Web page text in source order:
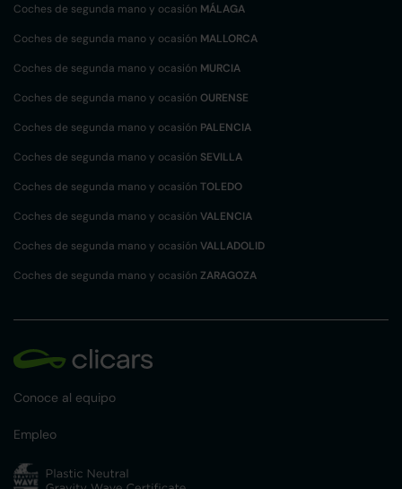
Coches de segunda mano y ocasión MÁLAGA
Coches de segunda mano y ocasión MALLORCA
Coches de segunda mano y ocasión MURCIA
Coches de segunda mano y ocasión OURENSE
Coches de segunda mano y ocasión PALENCIA
Coches de segunda mano y ocasión SEVILLA
Coches de segunda mano y ocasión TOLEDO
Coches de segunda mano y ocasión VALENCIA
Coches de segunda mano y ocasión VALLADOLID
Coches de segunda mano y ocasión ZARAGOZA
Conoce al equipo
Empleo